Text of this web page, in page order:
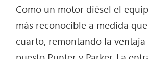
Como un motor diésel el
más reconocible a medida
cuarto, remontando la